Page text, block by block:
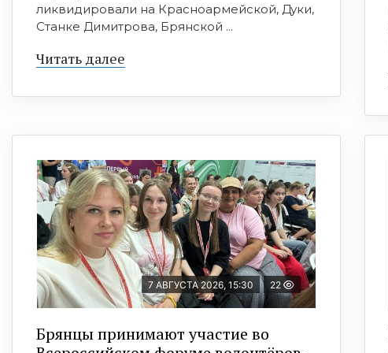
ликвидировали на Красноармейской, Дуки,
Станке Димитрова, Брянской ...
Читать далее
7 АВГУСТА 2026, 15:30 22
Брянцы принимают участие во